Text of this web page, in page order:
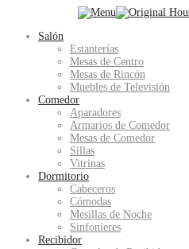
Salón
Estanterías
Mesas de Centro
Mesas de Rincón
Muebles de Televisión
Comedor
Aparadores
Armarios de Comedor
Mesas de Comedor
Sillas
Vitrinas
Dormitorio
Cabeceros
Cómodas
Mesillas de Noche
Sinfonieres
Recibidor